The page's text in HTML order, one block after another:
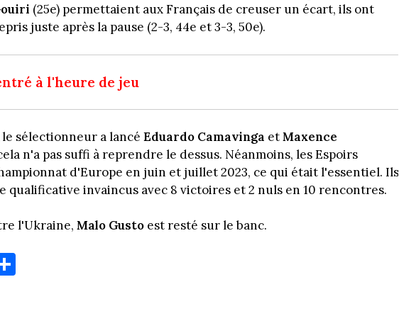
(25e) permettaient aux Français de creuser un écart, ils ont
juste après la pause (2-3, 44e et 3-3, 50e).
à l'heure de jeu
sélectionneur a lancé Eduardo Camavinga etMaxence
n'a pas suffi à reprendre le dessus. Néanmoins, les Espoirs
d'Europe en juin et juillet 2023, ce qui était l'essentiel. Ils
qualificative invaincus avec 8 victoires et 2 nuls en 10 rencontres.
l'Ukraine, Malo Gusto est resté sur le banc.